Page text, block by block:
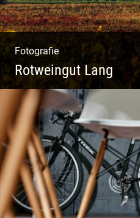
Fotografie
Rotweingut Lang
Rotweine aus
Weinprobe |
Weinkeller